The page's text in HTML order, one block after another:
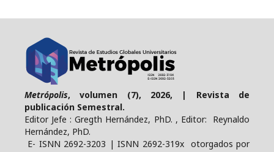
Metrópolis, volumen (7), 2026, | Revista de
publicación Semestral.
Editor Jefe : Gregth Hernández, PhD. , Editor: Reynaldo
Hernández, PhD.
E- ISNN 2692-3203 | ISNN 2692-319x otorgados por